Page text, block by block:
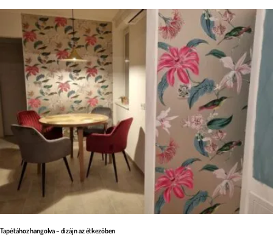
Tapétához hangolva – dizájn az étkezőben